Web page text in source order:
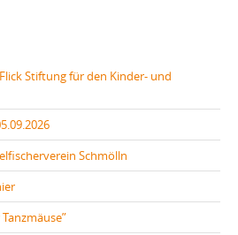
Stiftung für den Kinder- und
Schmölln